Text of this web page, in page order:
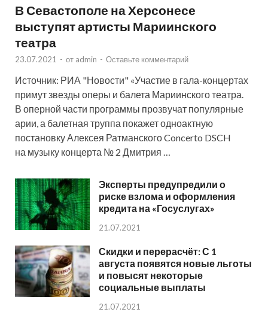
В Севастополе на Херсонесе
выступят артисты Мариинского
театра
23.07.2021 - от admin - Оставьте комментарий
Источник: РИА "Новости" «Участие в гала-концертах
примут звезды оперы и балета Мариинского театра.
В оперной части программы прозвучат популярные
арии, а балетная труппа покажет одноактную
постановку Алексея Ратманского Concerto DSCH
на музыку концерта № 2 Дмитрия …
Эксперты предупредили о
риске взлома и оформления
кредита на «Госуслугах»
21.07.2021
Скидки и перерасчёт: С 1
августа появятся новые льготы
и повысят некоторые
социальные выплаты
21.07.2021